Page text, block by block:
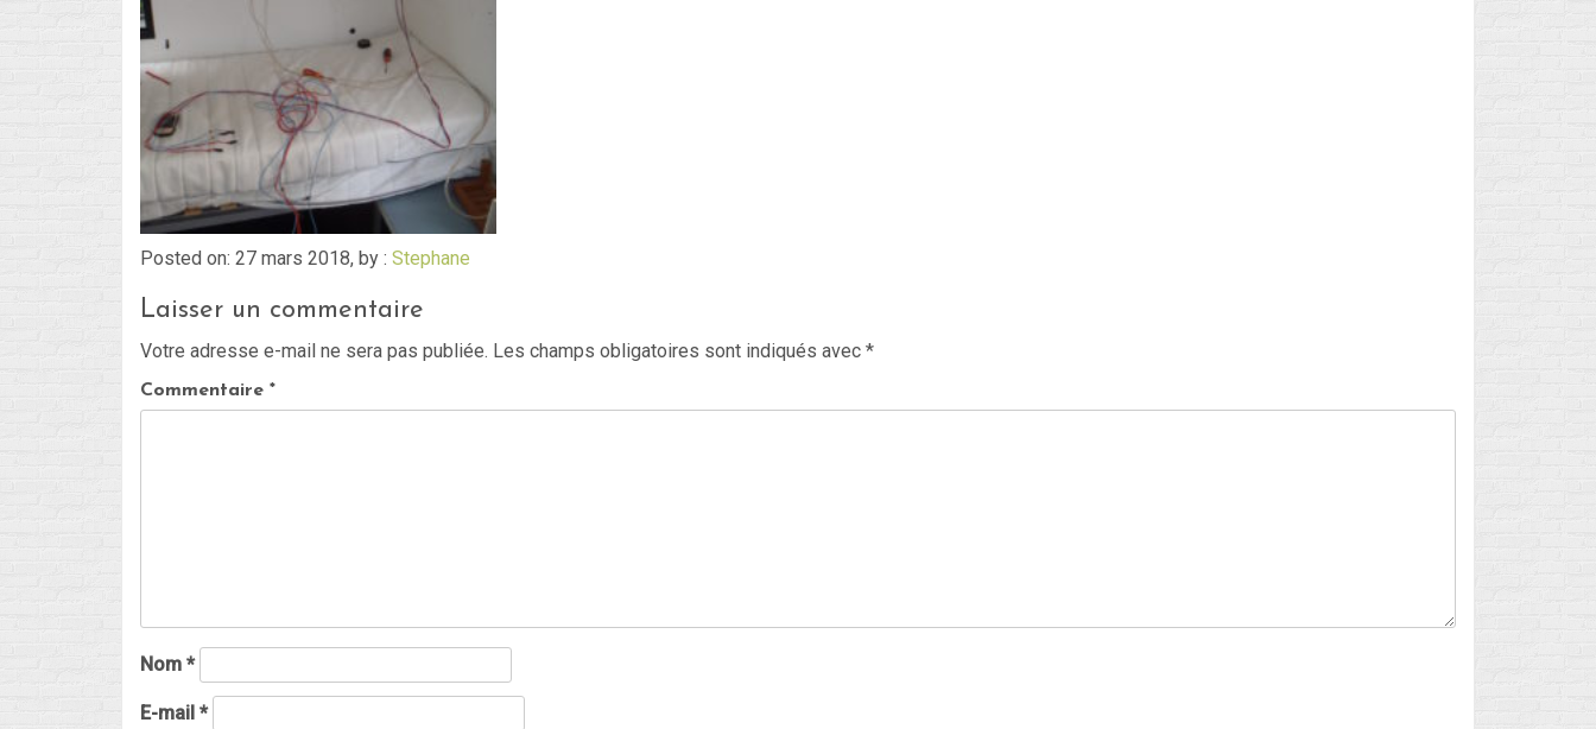
Posted on: 27 mars 2018, by : Stephane
Laisser un commentaire
Votre adresse e-mail ne sera pas publiée. Les champs obligatoires sont indiqués avec *
Commentaire *
Nom *
E-mail *